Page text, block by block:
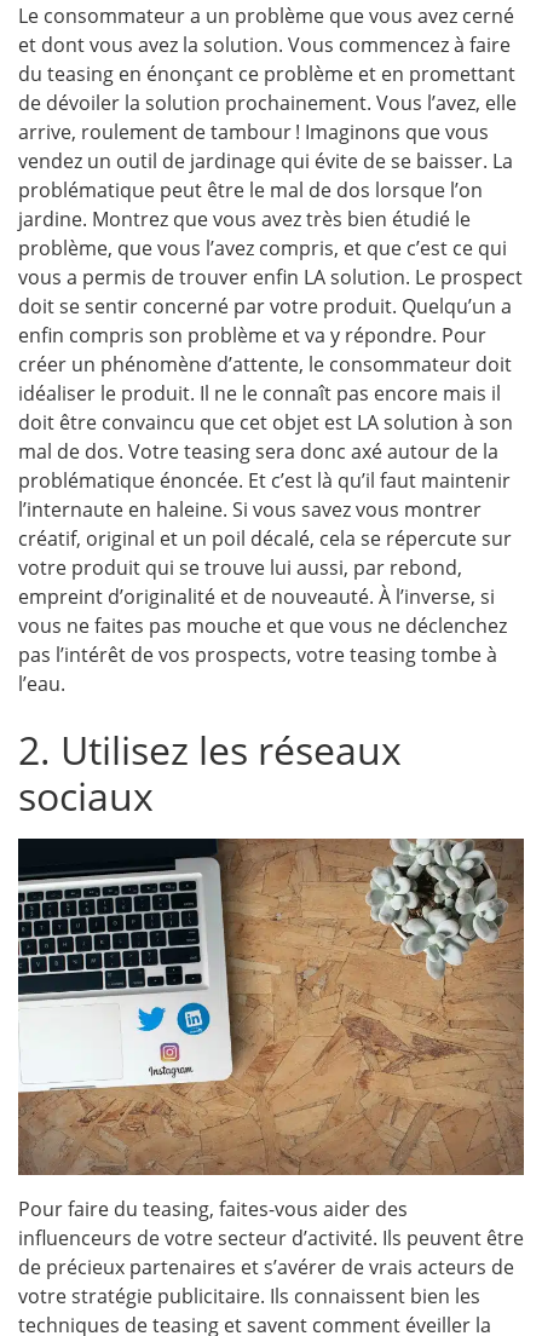
Le consommateur a un problème que vous avez cerné
et dont vous avez la solution. Vous commencez à faire
du teasing en énonçant ce problème et en promettant
de dévoiler la solution prochainement. Vous l’avez, elle
arrive, roulement de tambour ! Imaginons que vous
vendez un outil de jardinage qui évite de se baisser. La
problématique peut être le mal de dos lorsque l’on
jardine. Montrez que vous avez très bien étudié le
problème, que vous l’avez compris, et que c’est ce qui
vous a permis de trouver enfin LA solution. Le prospect
doit se sentir concerné par votre produit. Quelqu’un a
enfin compris son problème et va y répondre. Pour
créer un phénomène d’attente, le consommateur doit
idéaliser le produit. Il ne le connaît pas encore mais il
doit être convaincu que cet objet est LA solution à son
mal de dos. Votre teasing sera donc axé autour de la
problématique énoncée. Et c’est là qu’il faut maintenir
l’internaute en haleine. Si vous savez vous montrer
créatif, original et un poil décalé, cela se répercute sur
votre produit qui se trouve lui aussi, par rebond,
empreint d’originalité et de nouveauté. À l’inverse, si
vous ne faites pas mouche et que vous ne déclenchez
pas l’intérêt de vos prospects, votre teasing tombe à
l’eau.
2. Utilisez les réseaux
sociaux
Pour faire du teasing, faites-vous aider des
influenceurs de votre secteur d’activité. Ils peuvent être
de précieux partenaires et s’avérer de vrais acteurs de
votre stratégie publicitaire. Ils connaissent bien les
techniques de teasing et savent comment éveiller la